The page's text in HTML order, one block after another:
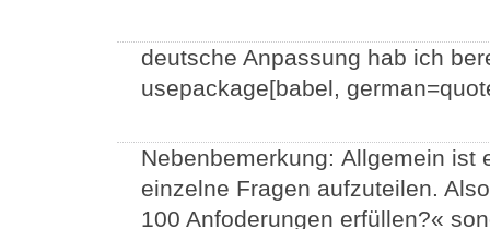
deutsche Anpassung hab ich
usepackage[babel,
Nebenbemerkung: Allgemein ist
einzelne Fragen aufzuteilen.
100 Anfoderungen erfüllen?«